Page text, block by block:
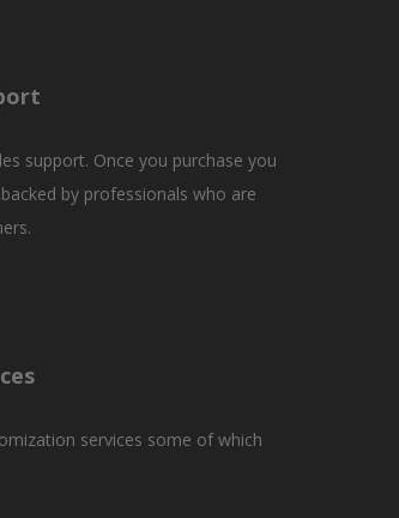
support. Once you purchase you
backed by professionals who are
services some of which